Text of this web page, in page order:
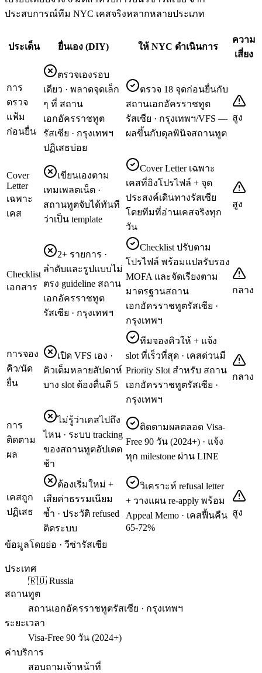
ประสบการณ์ทีม NYC เคสจริงหลากหลายประเภท
ประเด็น ยื่นเอง (DIY) ให้ NYC ดำเนินการ
ความ
เสี่ยง
การ
ตรวจ
แฟ้ม
ก่อนยื่น
ตรวจเองรอบ
เดียว · พลาดจุดเล็ก
ๆ ที่ สถาน
เอกอัครราชทูต
รัสเซีย · กรุงเทพฯ
ปฏิเสธบ่อย
ตรวจ 18 จุดก่อนยื่นกับ
สถานเอกอัครราชทูต
รัสเซีย · กรุงเทพฯ/VFS —
ผลขึ้นกับดุลพินิจสถานทูต
สูง
Cover
Letter
เฉพาะ
เคส
เขียนเองตาม
เทมเพลตเน็ต ·
สถานทูตจับได้ทันที
ว่าเป็น template
Cover Letter เฉพาะ
เคสที่อิงโปรไฟล์ + จุด
ประสงค์เดินทางรัสเซีย
โดยทีมที่อ่านเคสจริงทุก
วัน
สูง
Checklist
เอกสาร
2+ รายการ ·
ลำดับและรูปแบบไม่
ตรง guideline สถาน
เอกอัครราชทูต
รัสเซีย · กรุงเทพฯ
Checklist ปรับตาม
โปรไฟล์ พร้อมแปลรับรอง
MOFA และจัดเรียงตาม
มาตรฐานสถาน
เอกอัครราชทูตรัสเซีย ·
กรุงเทพฯ
กลาง
การจอง
คิว/นัด
ยื่น
เปิด VFS เอง ·
คิวเต็มหลายสัปดาห์
บาง slot ต้องตื่นตี 5
ทีมจองคิวให้ + แจ้ง
slot ที่เร็วที่สุด · เคสด่วนมี
Priority Slot สำหรับ สถาน
เอกอัครราชทูตรัสเซีย ·
กรุงเทพฯ
กลาง
การ
ติดตาม
ผล
ไม่รู้ว่าเคสไปถึง
ไหน · ระบบ tracking
ของสถานทูตอัปเดต
ช้า
ติดตามผลตลอด Visa-
Free 90 วัน (2024+) · แจ้ง
ทุก milestone ผ่าน LINE
เคสถูก
ปฏิเสธ
ต้องเริ่มใหม่ +
เสียค่าธรรมเนียม
ซ้ำ · ประวัติ refused
ติดระบบ
วิเคราะห์ refusal letter
+ วางแผน re-apply พร้อม
Appeal Memo · เคสฟื้นคืน
65-72%
สูง
ข้อมูลโดยย่อ · วีซ่ารัสเซีย
ประเทศ
🇷🇺 Russia
สถานทูต
สถานเอกอัครราชทูตรัสเซีย · กรุงเทพฯ
ระยะเวลา
Visa-Free 90 วัน (2024+)
ค่าบริการ
สอบถามเจ้าหน้าที่